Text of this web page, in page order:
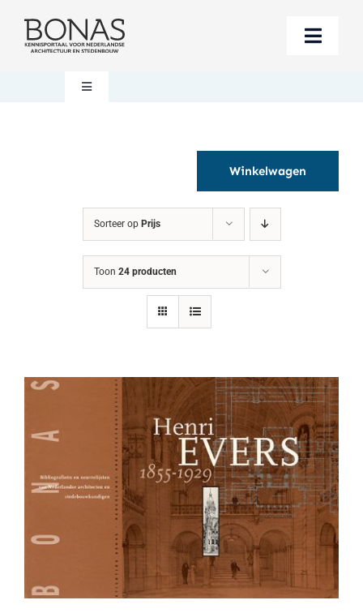
naar
Toggle
Berichten
Steun BONAS
Toggle
Winkelwagen
Sorteer op Prijs
Toon 24 producten